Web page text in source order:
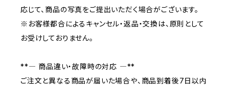
応じて、商品の写真をご提出いただく場合がございます。
※お客様都合によるキャンセル・返品・交換は、原則として
お受けしておりません。
**― 商品違い・故障時の対応 ―**
ご注文と異なる商品が届いた場合や、商品到着後7日以内